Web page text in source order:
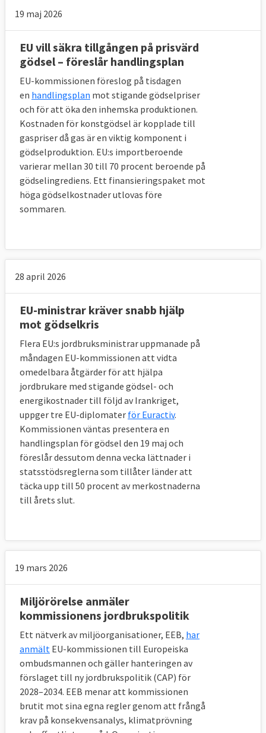
19 maj 2026
EU vill säkra tillgången på prisvärd
gödsel – föreslår handlingsplan
EU-kommissionen föreslog på tisdagen
en handlingsplan mot stigande gödselpriser
och för att öka den inhemska produktionen.
Kostnaden för konstgödsel är kopplade till
gaspriser då gas är en viktig komponent i
gödselproduktion. EU:s importberoende
varierar mellan 30 till 70 procent beroende på
gödselingrediens. Ett finansieringspaket mot
höga gödselkostnader utlovas före
sommaren.
28 april 2026
EU-ministrar kräver snabb hjälp
mot gödselkris
Flera EU:s jordbruksministrar uppmanade på
måndagen EU-kommissionen att vidta
omedelbara åtgärder för att hjälpa
jordbrukare med stigande gödsel- och
energikostnader till följd av Irankriget,
uppger tre EU-diplomater för Euractiv.
Kommissionen väntas presentera en
handlingsplan för gödsel den 19 maj och
föreslår dessutom denna vecka lättnader i
statsstödsreglerna som tillåter länder att
täcka upp till 50 procent av merkostnaderna
till årets slut.
19 mars 2026
Miljörörelse anmäler
kommissionens jordbrukspolitik
Ett nätverk av miljöorganisationer, EEB, har
anmält EU-kommissionen till Europeiska
ombudsmannen och gäller hanteringen av
förslaget till ny jordbrukspolitik (CAP) för
2028–2034. EEB menar att kommissionen
brutit mot sina egna regler genom att frångå
krav på konsekvensanalys, klimatprövning